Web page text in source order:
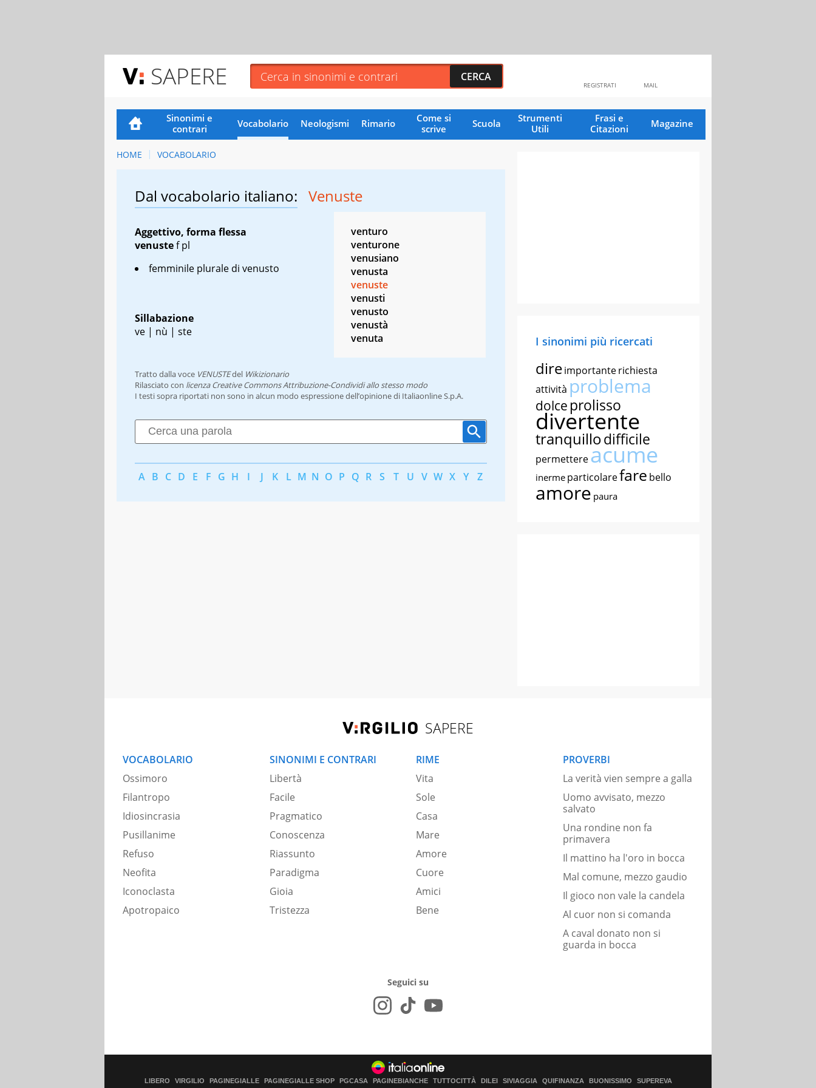
SAPERE MAIL
REGISTRATI
Sinonimi e
contrari
Vocabolario Neologismi Rimario
Come si
scrive
Scuola
Strumenti
Utili
Frasi e
Citazioni
Magazine
HOME VOCABOLARIO
Dal vocabolario italiano: Venuste
Aggettivo, forma flessa
venustef pl
femminile plurale di venusto
Sillabazione
ve | nù | ste
venturo
venturone
venusiano
venusta
venuste
venusti
venusto
venustà
venuta
Tratto dalla voce VENUSTEdel Wikizionario
Rilasciato con licenza Creative Commons Attribuzione-Condividi allo stesso modo
I testi sopra riportati non sono in alcun modo espressione dell’opinione di Italiaonline S.p.A.
A B C D E F G H I J K L M N O P Q R S T U V W X Y Z
I sinonimi più ricercati
direimportanterichiesta
attività problema
dolce prolisso
divertente
tranquillodifficile
permettereacume
inerme particolarefare bello
amore paura
SAPERE
VOCABOLARIO
Ossimoro
Filantropo
Idiosincrasia
Pusillanime
Refuso
Neofita
Iconoclasta
Apotropaico
SINONIMI E CONTRARI
Libertà
Facile
Pragmatico
Conoscenza
Riassunto
Paradigma
Gioia
Tristezza
RIME
Vita
Sole
Casa
Mare
Amore
Cuore
Amici
Bene
PROVERBI
La verità vien sempre a galla
Uomo avvisato, mezzo
salvato
Una rondine non fa
primavera
Il mattino ha l'oro in bocca
Mal comune, mezzo gaudio
Il gioco non vale la candela
Al cuor non si comanda
A caval donato non si
guarda in bocca
Seguici su
LIBERO VIRGILIO PAGINEGIALLE PAGINEGIALLE SHOP PGCASA PAGINEBIANCHE TUTTOCITTÀ DILEI SIVIAGGIA QUIFINANZA BUONISSIMO SUPEREVA